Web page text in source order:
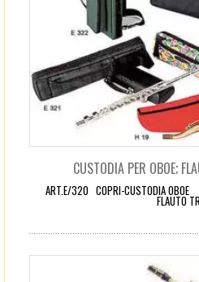
CUSTODIA PER OBOE;
ART.E/320 COPRI-CUSTODIA
FLAUTO